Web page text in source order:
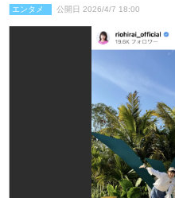
エンタメ 公開日 2026/4/7 18:00